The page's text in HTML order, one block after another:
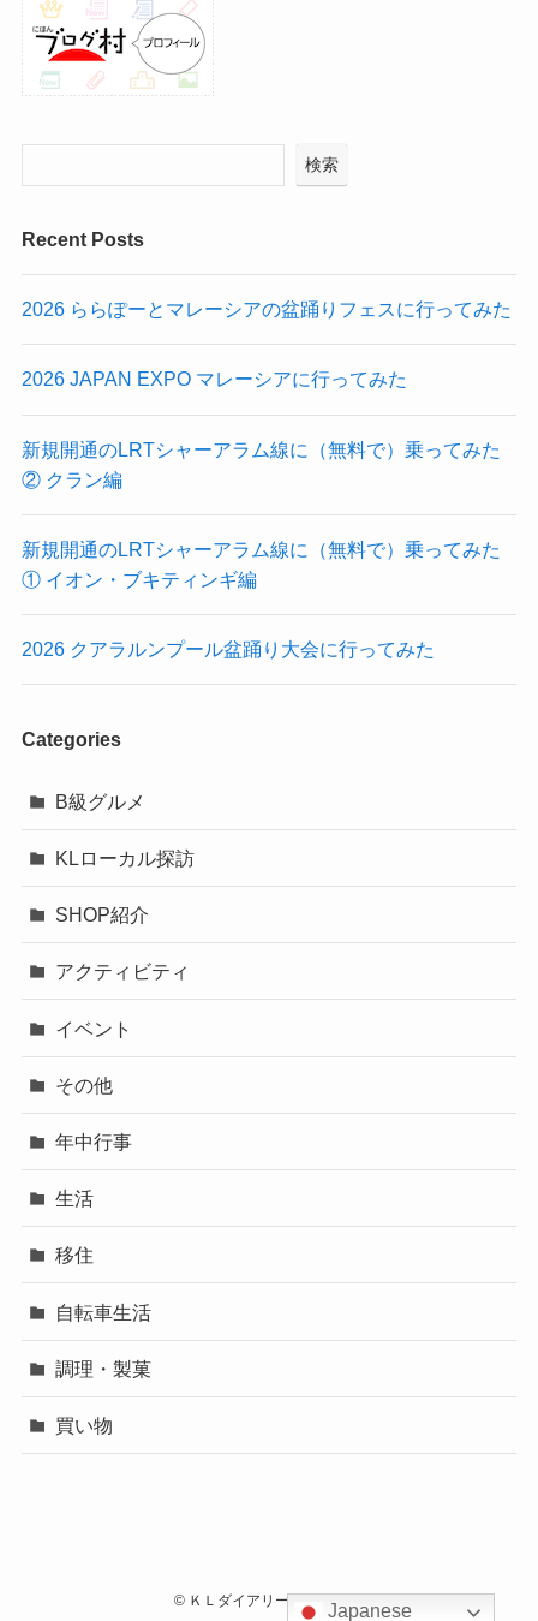
検索
Recent Posts
2026 ららぽーとマレーシアの盆踊りフェスに行ってみた
2026 JAPAN EXPO マレーシアに行ってみた
新規開通のLRTシャーアラム線に（無料で）乗ってみた
② クラン編
新規開通のLRTシャーアラム線に（無料で）乗ってみた
① イオン・ブキティンギ編
2026 クアラルンプール盆踊り大会に行ってみた
Categories
B級グルメ
KLローカル探訪
SHOP紹介
アクティビティ
イベント
その他
年中行事
生活
移住
自転車生活
調理・製菓
買い物
©ＫＬダイアリートラタロウ.
Japanese